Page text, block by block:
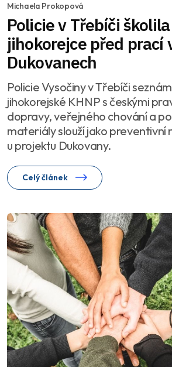
Michaela Prokopová
Policie v Třebíči školila
jihokorejce před prací
Dukovanech
Policie Vysočiny v Třebíči
jihokorejské KHNP s českými
dopravy, veřejného chování a
materiály slouží jako preventivní
u projektu Dukovany.
Celý článek